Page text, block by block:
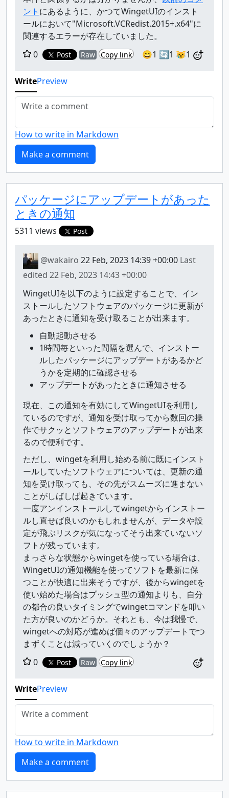
ント にあるように、かつてWingetUIのインスト
ールにおいて"Microsoft.VCRedist.2015+.x64"に
関連するエラーが存在していました。
0
Post Raw Copy link 😄1 🔄1 😿1
WritePreview
How to write in Markdown
パッケージにアップデートがあった
ときの通知
5311 views Post
@wakairo 22 Feb, 2023 14:39 +00:00 Last
edited 22 Feb, 2023 14:43 +00:00
WingetUIを以下のように設定することで、イン
ストールしたソフトウェアのパッケージに更新が
あったときに通知を受け取ることが出来ます。
自動起動させる
1時間毎といった間隔を選んで、インストー
ルしたパッケージにアップデートがあるかど
うかを定期的に確認させる
アップデートがあったときに通知させる
現在、この通知を有効にしてWingetUIを利用し
ているのですが、通知を受け取ってから数回の操
作でサクッとソフトウェアのアップデートが出来
るので便利です。
ただし、wingetを利用し始める前に既にインスト
ールしていたソフトウェアについては、更新の通
知を受け取っても、その先がスムーズに進まない
ことがしばしば起きています。
一度アンインストールしてwingetからインストー
ルし直せば良いのかもしれませんが、データや設
定が飛ぶリスクが気になってそう出来ていないソ
フトが残っています。
まっさらな状態からwingetを使っている場合は、
WingetUIの通知機能を使ってソフトを最新に保
つことが快適に出来そうですが、後からwingetを
使い始めた場合はプッシュ型の通知よりも、自分
の都合の良いタイミングでwingetコマンドを叩い
た方が良いのかどうか。それとも、今は我慢で、
wingetへの対応が進めば個々のアップデートでつ
まずくことは減っていくのでしょうか？
0
Post Raw Copy link
WritePreview
How to write in Markdown